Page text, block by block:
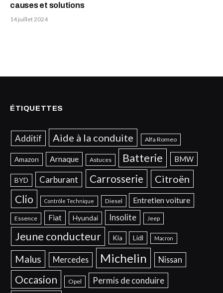
causes et solutions
14 juillet 2024
ÉTIQUETTES
Additif Aide à la conduite Alfa Romeo
Amazon Arnaque Astuces Batterie BMW
BYD Carburant Carrosserie Citroën
Clio Contrôle Technique Diesel Entretien voiture
Essence Fiat Hyundai Insolite Jeep
Jeune conducteur Kia Lidl Macron
Malus Mercedes Michelin Nissan
Occasion Opel Permis de conduire